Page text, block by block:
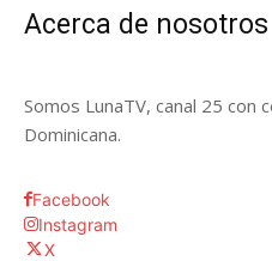
Acerca de nosotros
Somos LunaTV, canal 25 con
Dominicana.
Facebook
Instagram
X